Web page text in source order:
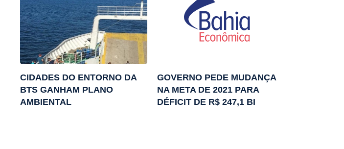
CIDADES DO ENTORNO DA
BTS GANHAM PLANO
AMBIENTAL
GOVERNO PEDE MUDANÇA
NA META DE 2021 PARA
DÉFICIT DE R$ 247,1 BI